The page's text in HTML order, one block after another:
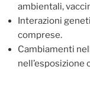
ambientali,
Interazioni
comprese.
Cambiamenti
nell’esposizione